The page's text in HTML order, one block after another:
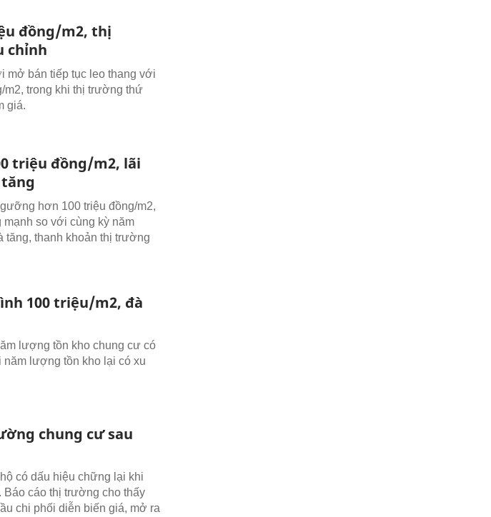
đồng/m2, thị
chỉnh
mở bán tiếp tục leo thang với
m2, trong khi thị trường thứ
giá.
triệu đồng/m2, lãi
hơn 100 triệu đồng/m2,
so với cùng kỳ năm
tăng, thanh khoản thị trường
100 triệu/m2, đà
lượng tồn kho chung cư có
lượng tồn kho lại có xu
chung cư sau
có dấu hiệu chững lại khi
Báo cáo thị trường cho thấy
chi phối diễn biến giá, mở ra